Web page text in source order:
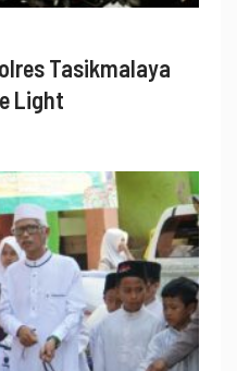
Tasikmalaya
Light